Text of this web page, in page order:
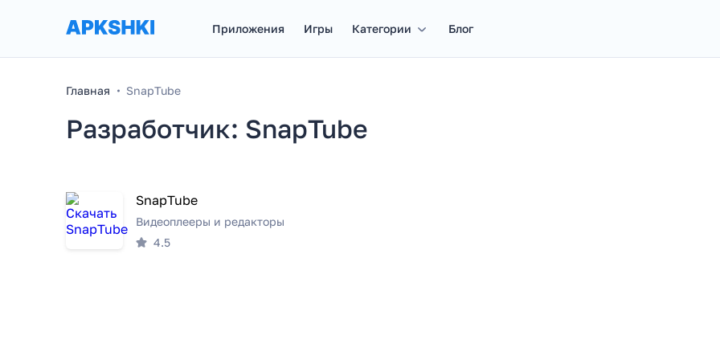
Приложения Игры Категории Блог
Главная SnapTube
Разработчик: SnapTube
SnapTube
Видеоплееры и редакторы
4.5